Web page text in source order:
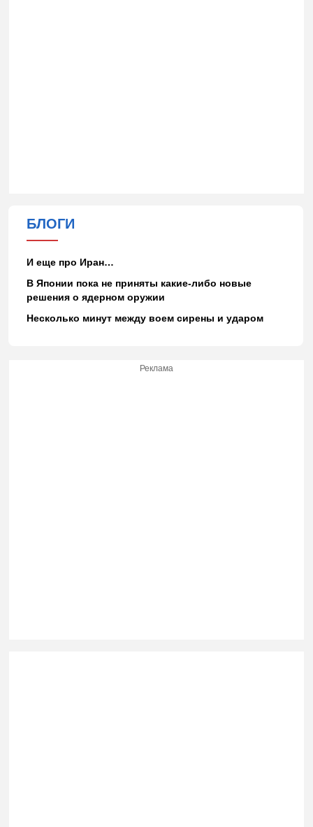
БЛОГИ
И еще про Иран…
В Японии пока не приняты какие-либо новые
решения о ядерном оружии
Несколько минут между воем сирены и ударом
Реклама